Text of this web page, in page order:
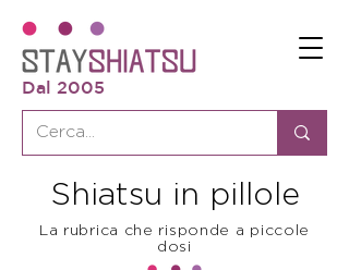
Dal 2005
Shiatsu in pillole
La rubrica che risponde a piccole
dosi